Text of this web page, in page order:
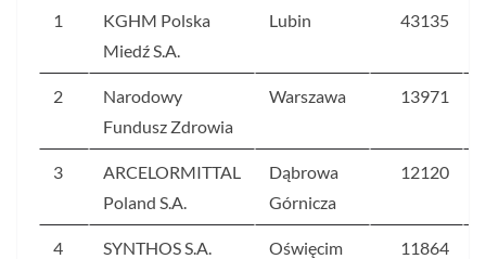
1
KGHM Polska
Miedź S.A.
Lubin 43135
2
Narodowy
Fundusz Zdrowia
Warszawa 13971
3
ARCELORMITTAL
Poland S.A.
Dąbrowa
Górnicza
12120
4 SYNTHOS S.A. Oświęcim 11864